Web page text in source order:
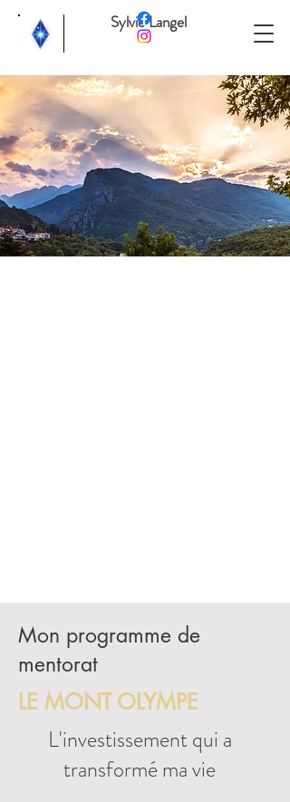
Sylvie Langel
Mon programme de
mentorat
LE MONT OLYMPE
L'investissement qui a
transformé ma vie